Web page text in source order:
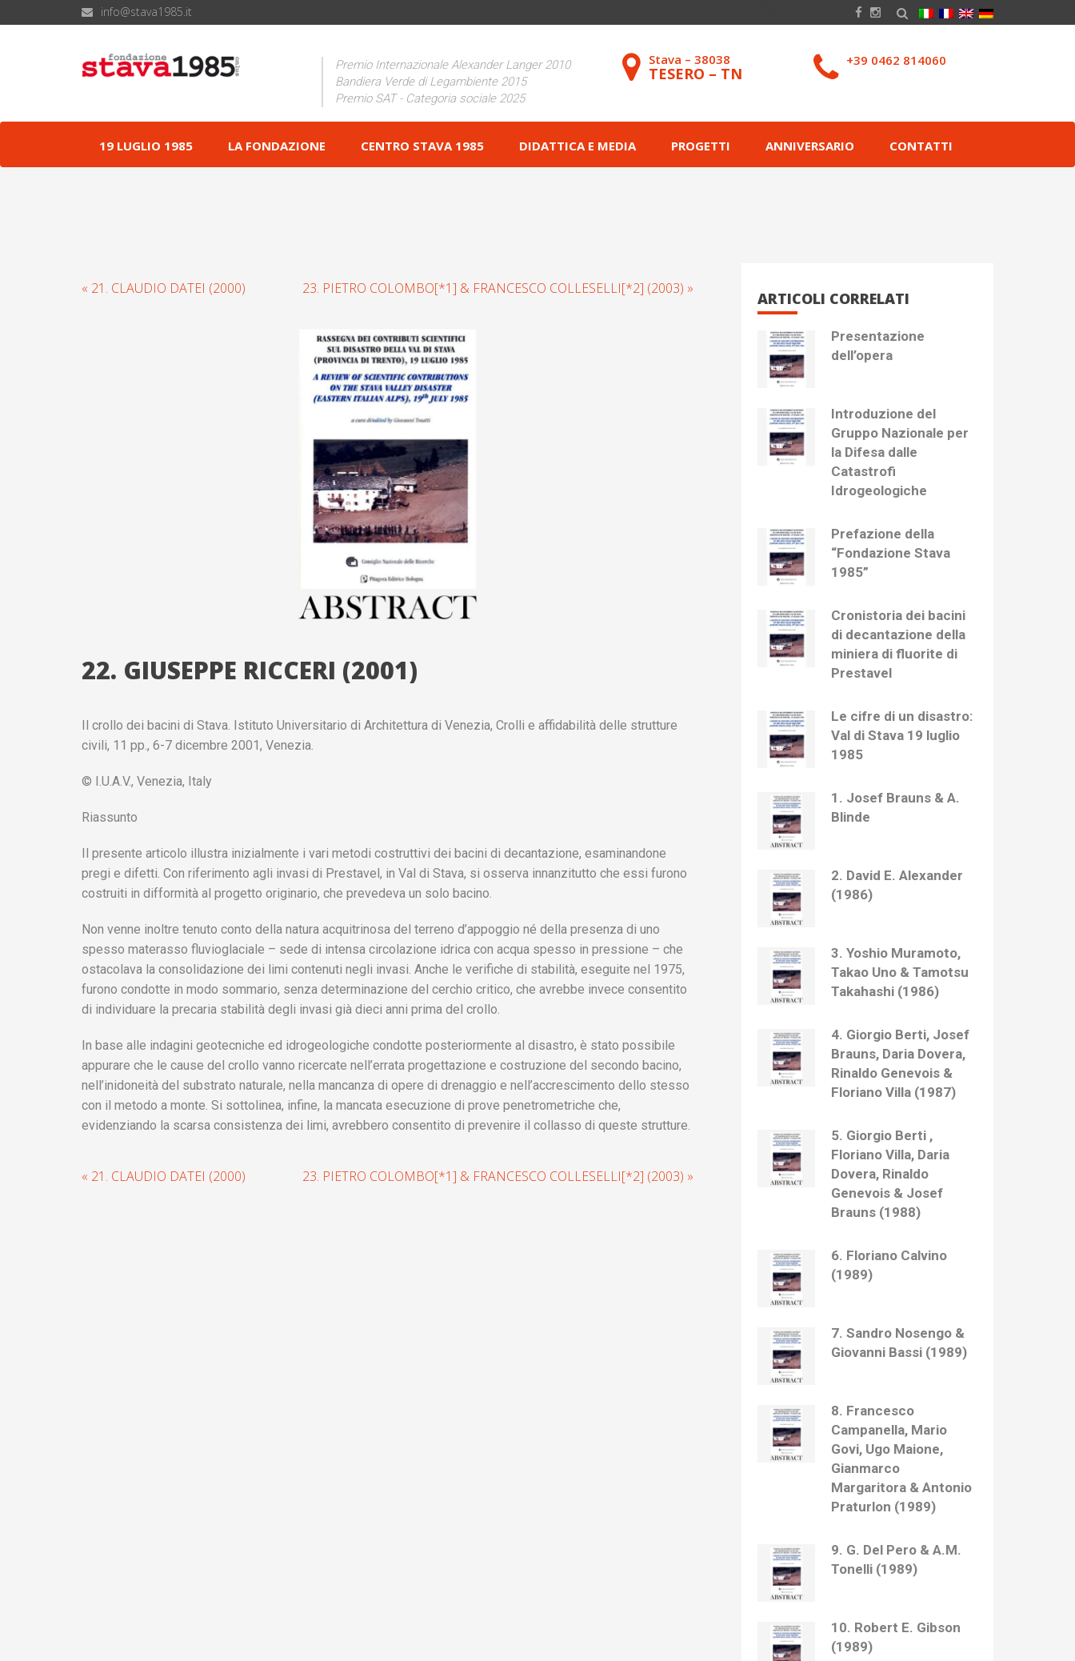
info@stava1985.it
Premio Internazionale Alexander Langer 2010
Bandiera Verde di Legambiente 2015
Premio SAT - Categoria sociale 2025
Stava – 38038
TESERO – TN
+39 0462 814060
19 LUGLIO 1985 LA FONDAZIONE CENTRO STAVA 1985 DIDATTICA E MEDIA PROGETTI ANNIVERSARIO CONTATTI
« 21. CLAUDIO DATEI (2000) 23. PIETRO COLOMBO[*1] & FRANCESCO COLLESELLI[*2] (2003) »
22. GIUSEPPE RICCERI (2001)
Il crollo dei bacini di Stava. Istituto Universitario di Architettura di Venezia, Crolli e affidabilità delle strutture
civili, 11 pp., 6-7 dicembre 2001, Venezia.
© I.U.A.V., Venezia, Italy
Riassunto
Il presente articolo illustra inizialmente i vari metodi costruttivi dei bacini di decantazione, esaminandone
pregi e difetti. Con riferimento agli invasi di Prestavel, in Val di Stava, si osserva innanzitutto che essi furono
costruiti in difformità al progetto originario, che prevedeva un solo bacino.
Non venne inoltre tenuto conto della natura acquitrinosa del terreno d’appoggio né della presenza di uno
spesso materasso fluvioglaciale – sede di intensa circolazione idrica con acqua spesso in pressione – che
ostacolava la consolidazione dei limi contenuti negli invasi. Anche le verifiche di stabilità, eseguite nel 1975,
furono condotte in modo sommario, senza determinazione del cerchio critico, che avrebbe invece consentito
di individuare la precaria stabilità degli invasi già dieci anni prima del crollo.
In base alle indagini geotecniche ed idrogeologiche condotte posteriormente al disastro, è stato possibile
appurare che le cause del crollo vanno ricercate nell’errata progettazione e costruzione del secondo bacino,
nell’inidoneità del substrato naturale, nella mancanza di opere di drenaggio e nell’accrescimento dello stesso
con il metodo a monte. Si sottolinea, infine, la mancata esecuzione di prove penetrometriche che,
evidenziando la scarsa consistenza dei limi, avrebbero consentito di prevenire il collasso di queste strutture.
« 21. CLAUDIO DATEI (2000) 23. PIETRO COLOMBO[*1] & FRANCESCO COLLESELLI[*2] (2003) »
ARTICOLI CORRELATI
Presentazione
dell’opera
Introduzione del
Gruppo Nazionale per
la Difesa dalle
Catastrofi
Idrogeologiche
Prefazione della
“Fondazione Stava
1985”
Cronistoria dei bacini
di decantazione della
miniera di fluorite di
Prestavel
Le cifre di un disastro:
Val di Stava 19 luglio
1985
1. Josef Brauns & A.
Blinde
2. David E. Alexander
(1986)
3. Yoshio Muramoto,
Takao Uno & Tamotsu
Takahashi (1986)
4. Giorgio Berti, Josef
Brauns, Daria Dovera,
Rinaldo Genevois &
Floriano Villa (1987)
5. Giorgio Berti ,
Floriano Villa, Daria
Dovera, Rinaldo
Genevois & Josef
Brauns (1988)
6. Floriano Calvino
(1989)
7. Sandro Nosengo &
Giovanni Bassi (1989)
8. Francesco
Campanella, Mario
Govi, Ugo Maione,
Gianmarco
Margaritora & Antonio
Praturlon (1989)
9. G. Del Pero & A.M.
Tonelli (1989)
10. Robert E. Gibson
(1989)